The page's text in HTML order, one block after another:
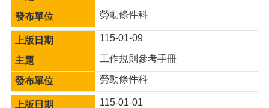
務
資
訊
便
民
服
勞動條件科
115-01-09
工作規則參考手冊
勞動條件科
115-01-01